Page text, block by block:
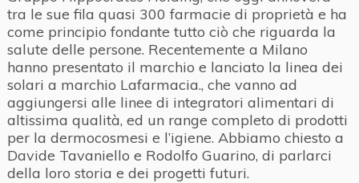
tra le sue fila quasi 300 farmacie di proprietà e ha
come principio fondante tutto ciò che riguarda la
salute delle persone. Recentemente a Milano
hanno presentato il marchio e lanciato la linea dei
solari a marchio Lafarmacia., che vanno ad
aggiungersi alle linee di integratori alimentari di
altissima qualità, ed un range completo di prodotti
per la dermocosmesi e l’igiene. Abbiamo chiesto a
Davide Tavaniello e Rodolfo Guarino, di parlarci
della loro storia e dei progetti futuri.